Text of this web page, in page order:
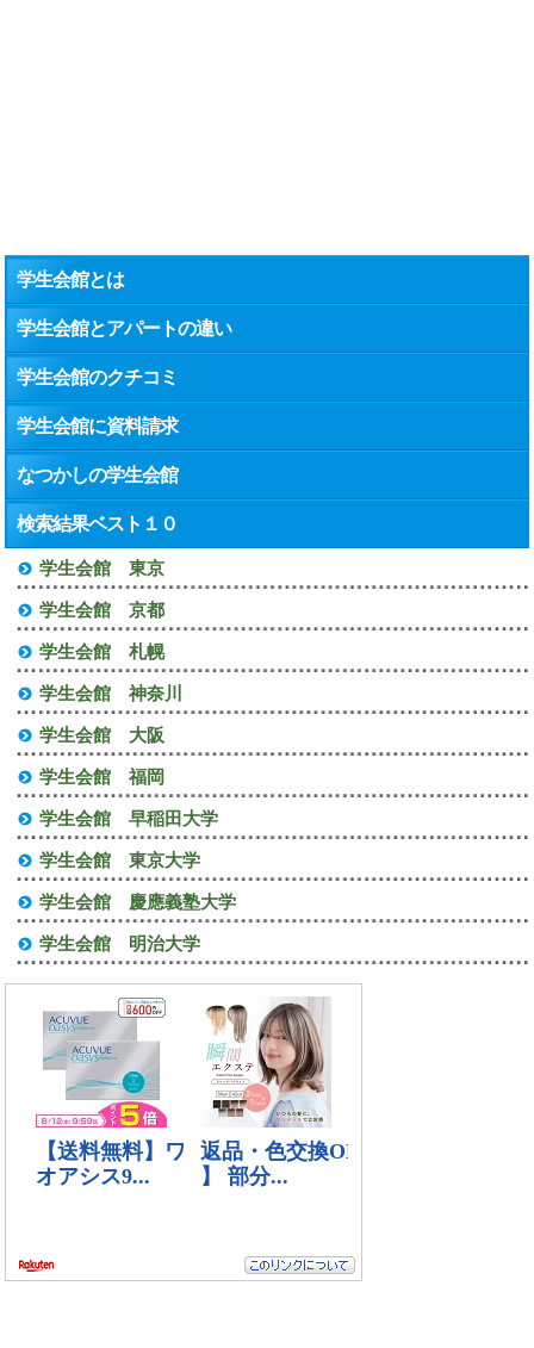
学生会館とは
学生会館とアパートの違い
学生会館のクチコミ
学生会館に資料請求
なつかしの学生会館
検索結果ベスト１０
学生会館 東京
学生会館 京都
学生会館 札幌
学生会館 神奈川
学生会館 大阪
学生会館 福岡
学生会館 早稲田大学
学生会館 東京大学
学生会館 慶應義塾大学
学生会館 明治大学